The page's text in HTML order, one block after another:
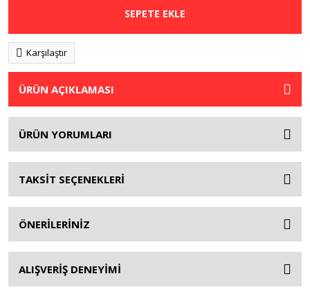
SEPETE EKLE
Karşılaştır
ÜRÜN AÇIKLAMASI
ÜRÜN YORUMLARI
TAKSİT SEÇENEKLERİ
ÖNERİLERİNİZ
ALIŞVERİŞ DENEYİMİ